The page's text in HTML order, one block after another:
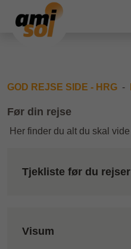
GOD REJSE SIDE - HRG
Før din rejse
Her finder du alt du skal
Tjekliste før du rejser
Visum